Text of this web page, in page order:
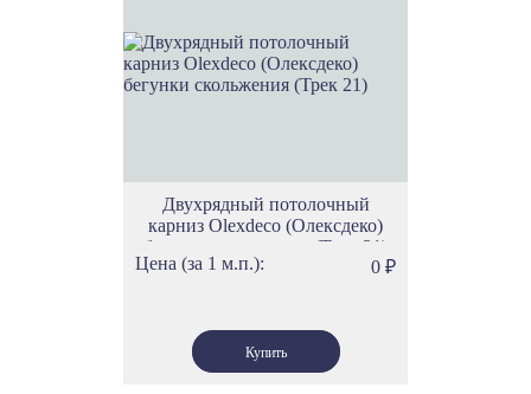
Двухрядный потолочный
карниз Olexdeco (Олексдеко)
бегунки скольжения (Трек 21)
Цена (за 1 м.п.):
0 ₽